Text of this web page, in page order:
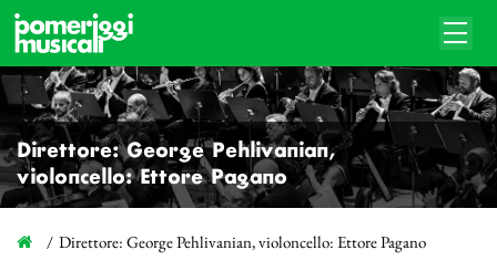
Direttore: George Pehlivanian,
violoncello: Ettore Pagano
Direttore: George Pehlivanian, violoncello: Ettore Pagano